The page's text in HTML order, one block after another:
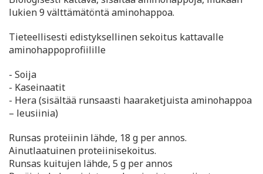
lukien 9 välttämätöntä aminohappoa.
Tieteellisesti edistyksellinen sekoitus kattavalle
aminohappoprofiilille
- Soija
- Kaseinaatit
- Hera (sisältää runsaasti haaraketjuista aminohappoa
– leusiinia)
Runsas proteiinin lähde, 18 g per annos.
Ainutlaatuinen proteiinisekoitus.
Runsas kuitujen lähde, 5 g per annos